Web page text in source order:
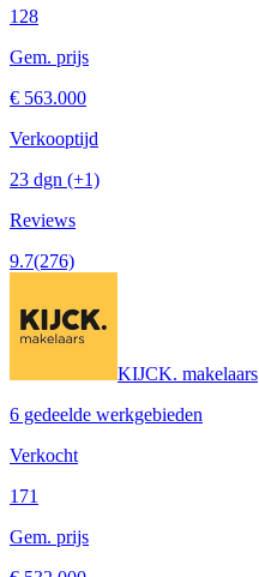
128
Gem. prijs
€ 563.000
Verkooptijd
23 dgn (+1)
Reviews
9.7(276)
KIJCK. makelaars
6 gedeelde werkgebieden
Verkocht
171
Gem. prijs